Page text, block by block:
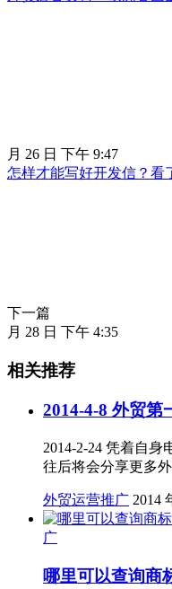
月 26 日 下午 9:47
怎样才能写好开发信？看
下一篇
月 28 日 下午 4:35
相关推荐
2014-4-8 外贸第
2014-2-24 凭着自身
往后将会分享更多
外贸运营推广 2014
广
哪里可以查询商